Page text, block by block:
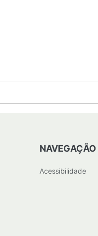
NAVEGAÇÃO
Acessibilidade